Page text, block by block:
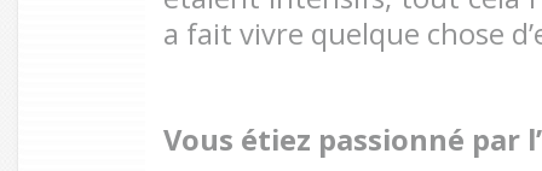
a fait vivre quelque chose
Vous étiez passionné par